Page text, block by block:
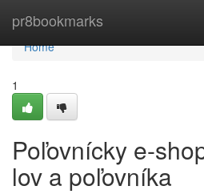
pr8bookmarks
Home
Home
1
Poľovnícky e-
lov a poľovníka